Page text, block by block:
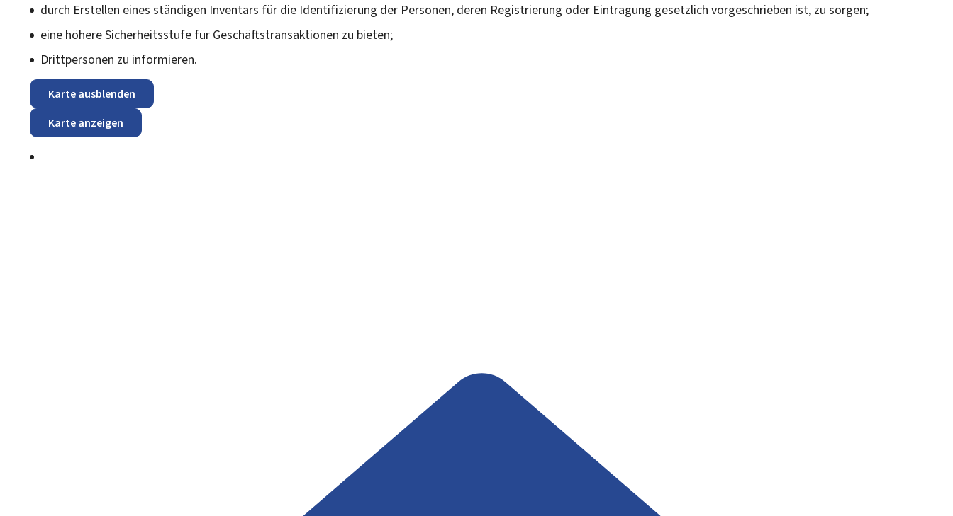
durch Erstellen eines ständigen Inventars für die Identifizierung der Personen, deren Registrierung oder Eintragung gesetzlich vorgeschrieben ist, zu sorgen;
eine höhere Sicherheitsstufe für Geschäftstransaktionen zu bieten;
Drittpersonen zu informieren.
Karte ausblenden
Karte anzeigen